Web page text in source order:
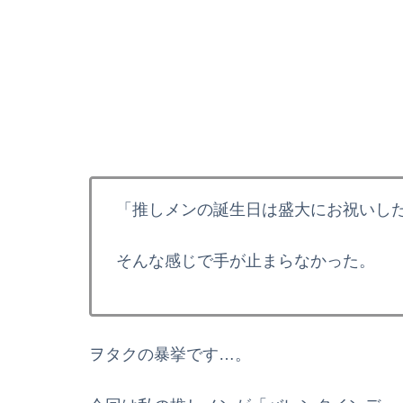
「推しメンの誕生日は盛大にお祝いし
そんな感じで手が止まらなかった。
ヲタクの暴挙です…。